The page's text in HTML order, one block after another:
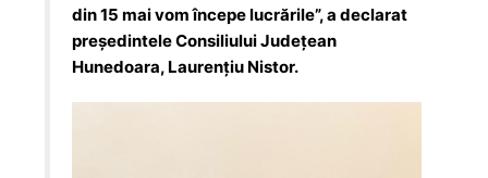
din 15 mai vom începe lucrările”, a declarat
președintele Consiliului Județean
Hunedoara, Laurențiu Nistor.